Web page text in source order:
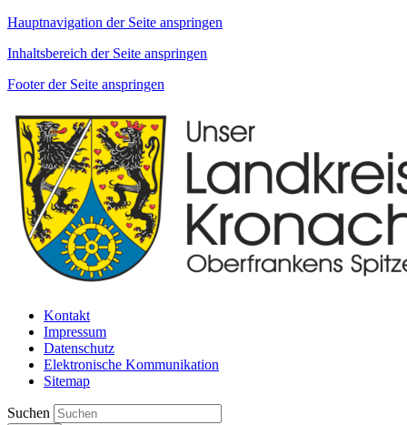
Hauptnavigation der Seite anspringen
Inhaltsbereich der Seite anspringen
Footer der Seite anspringen
Kontakt
Impressum
Datenschutz
Elektronische Kommunikation
Sitemap
Suchen